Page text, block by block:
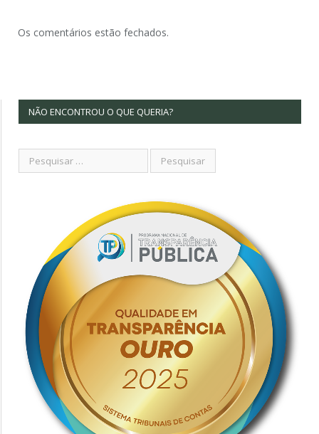
Os comentários estão fechados.
NÃO ENCONTROU O QUE QUERIA?